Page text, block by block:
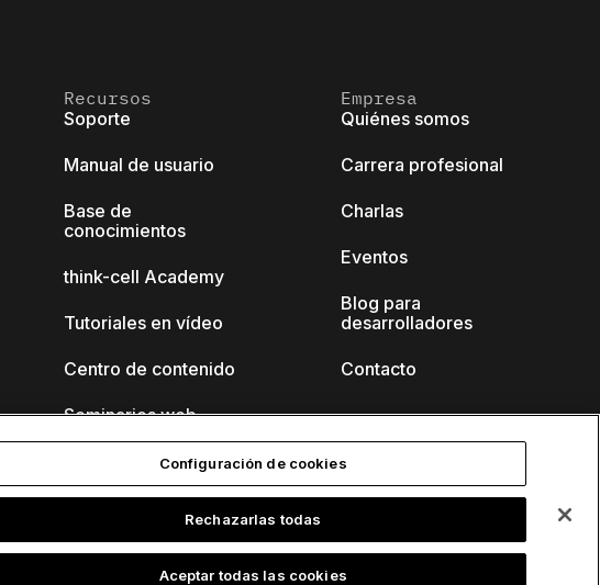
Recursos
Soporte
Manual de usuario
Base de
conocimientos
think-cell Academy
Tutoriales en vídeo
Centro de contenido
Seminarios web
Empresa
Quiénes somos
Carrera profesional
Charlas
Eventos
Blog para
desarrolladores
Contacto
Configuración de cookies
Rechazarlas todas
Aceptar todas las cookies